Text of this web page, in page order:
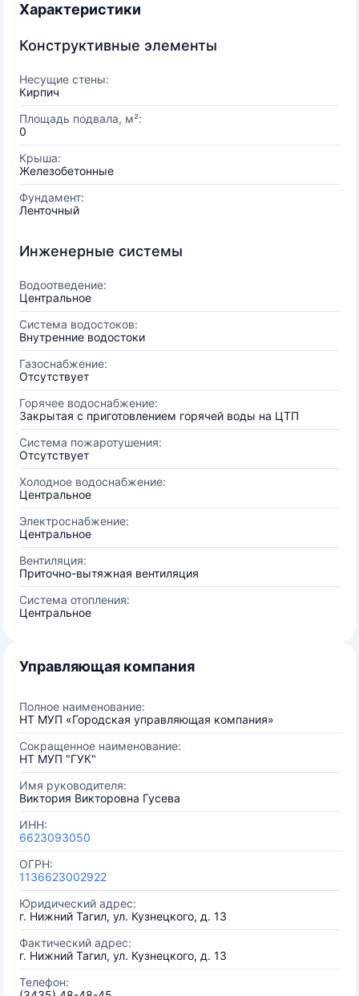
Характеристики
Конструктивные элементы
Несущие стены:
Кирпич
Площадь подвала, м²:
0
Крыша:
Железобетонные
Фундамент:
Ленточный
Инженерные системы
Водоотведение:
Центральное
Система водостоков:
Внутренние водостоки
Газоснабжение:
Отсутствует
Горячее водоснабжение:
Закрытая с приготовлением горячей воды на ЦТП
Система пожаротушения:
Отсутствует
Холодное водоснабжение:
Центральное
Электроснабжение:
Центральное
Вентиляция:
Приточно-вытяжная вентиляция
Система отопления:
Центральное
Управляющая компания
Полное наименование:
НТ МУП «Городская управляющая компания»
Сокращенное наименование:
НТ МУП "ГУК"
Имя руководителя:
Виктория Викторовна Гусева
ИНН:
6623093050
ОГРН:
1136623002922
Юридический адрес:
г. Нижний Тагил, ул. Кузнецкого, д. 13
Фактический адрес:
г. Нижний Тагил, ул. Кузнецкого, д. 13
Телефон: